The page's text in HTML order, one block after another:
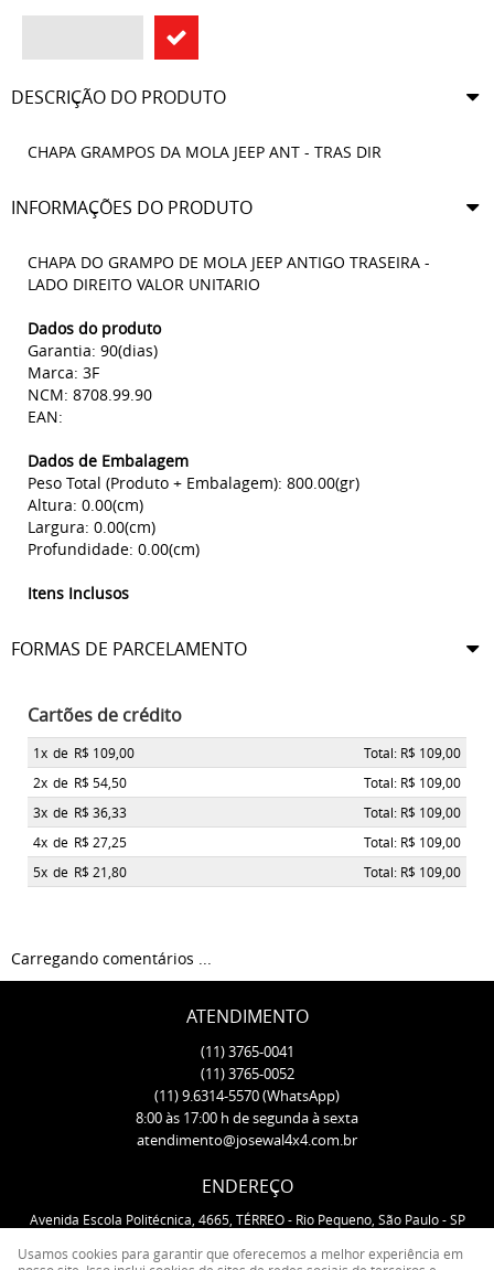
DESCRIÇÃO DO PRODUTO
CHAPA GRAMPOS DA MOLA JEEP ANT - TRAS DIR
INFORMAÇÕES DO PRODUTO
CHAPA DO GRAMPO DE MOLA JEEP ANTIGO TRASEIRA -
LADO DIREITO VALOR UNITARIO
Dados do produto
Garantia: 90(dias)
Marca: 3F
NCM: 8708.99.90
EAN:
Dados de Embalagem
Peso Total (Produto + Embalagem): 800.00(gr)
Altura: 0.00(cm)
Largura: 0.00(cm)
Profundidade: 0.00(cm)
Itens Inclusos
FORMAS DE PARCELAMENTO
Cartões de crédito
1x de R$ 109,00
Total: R$ 109,00
2x de R$ 54,50
Total: R$ 109,00
3x de R$ 36,33
Total: R$ 109,00
4x de R$ 27,25
Total: R$ 109,00
5x de R$ 21,80 Total: R$ 109,00
Carregando comentários ...
ATENDIMENTO
(11)3765-0041
(11)3765-0052
(11)9.6314-5570(WhatsApp)
8:00 às 17:00 h de segunda à sexta
atendimento@josewal4x4.com.br
ENDEREÇO
Avenida Escola Politécnica, 4665, TÉRREO- Rio Pequeno, São Paulo-SP
Usamos cookies para garantir que oferecemos a melhor experiência em